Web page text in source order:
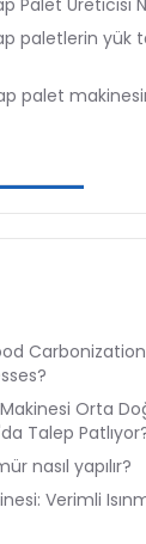
Palet Üreticisi
paletlerin yük
palet
Orta
Talep
nasıl yapılır?
Verimli